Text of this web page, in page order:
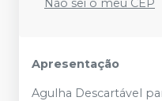
Não sei o meu CEP
Apresentação
Agulha Descartável